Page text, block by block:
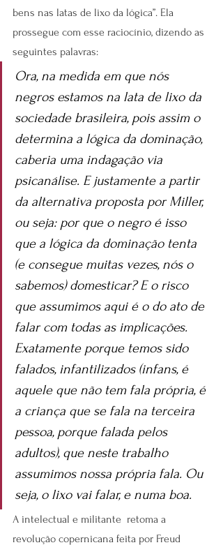
bens nas latas de lixo da lógica”. Ela
prossegue com esse raciocínio, dizendo as
seguintes palavras:
Ora, na medida em que nós
negros estamos na lata de lixo da
sociedade brasileira, pois assim o
determina a lógica da dominação,
caberia uma indagação via
psicanálise. E justamente a partir
da alternativa proposta por Miller,
ou seja: por que o negro é isso
que a lógica da dominação tenta
(e consegue muitas vezes, nós o
sabemos) domesticar? E o risco
que assumimos aqui é o do ato de
falar com todas as implicações.
Exatamente porque temos sido
falados, infantilizados (infans, é
aquele que não tem fala própria, é
a criança que se fala na terceira
pessoa, porque falada pelos
adultos), que neste trabalho
assumimos nossa própria fala. Ou
seja, o lixo vai falar, e numa boa.
A intelectual e militante  retoma a
revolução copernicana feita por Freud